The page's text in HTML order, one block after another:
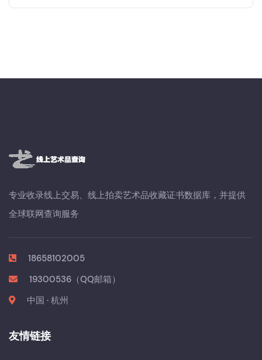
专业收录线上交易、线上拍卖艺术品收藏证书数据库，并提供
全球联网查询服务
18658102005
19300536（QQ邮箱）
中国 · 杭州
友情链接